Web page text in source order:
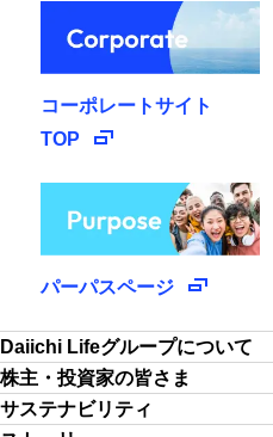
コーポレートサイト
TOP
パーパスページ
Daiichi Lifeグループについて
株主・投資家の皆さま
サステナビリティ